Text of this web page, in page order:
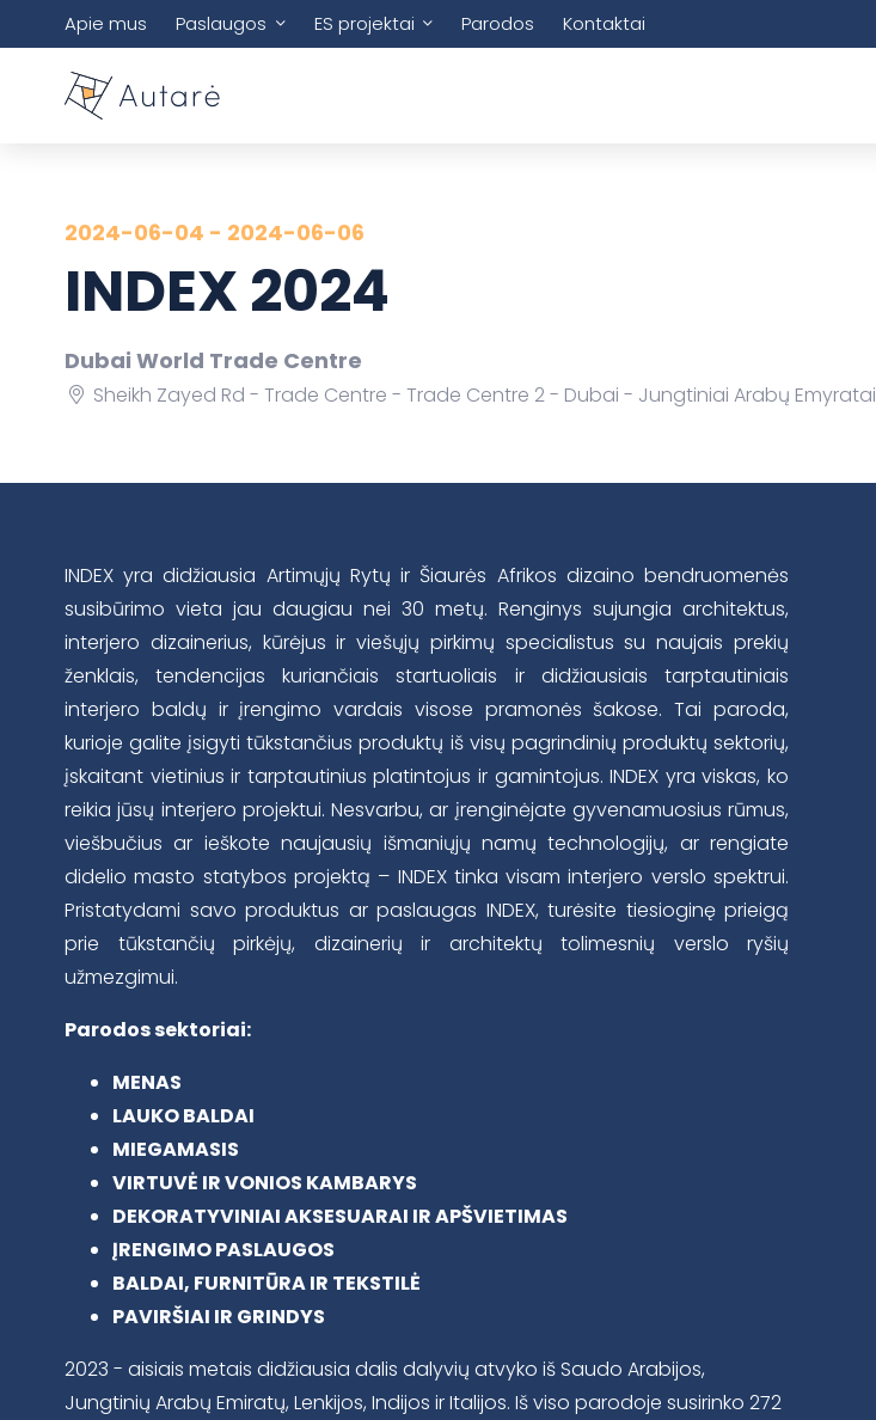
Apie mus Paslaugos ES projektai Parodos Kontaktai
2024-06-04 - 2024-06-06
INDEX 2024
Dubai World Trade Centre
Sheikh Zayed Rd - Trade Centre - Trade Centre 2 - Dubai - Jungtiniai Arabų Emyratai
INDEX yra didžiausia Artimųjų Rytų ir Šiaurės Afrikos dizaino bendruomenės
susibūrimo vieta jau daugiau nei 30 metų. Renginys sujungia architektus,
interjero dizainerius, kūrėjus ir viešųjų pirkimų specialistus su naujais prekių
ženklais, tendencijas kuriančiais startuoliais ir didžiausiais tarptautiniais
interjero baldų ir įrengimo vardais visose pramonės šakose. Tai paroda,
kurioje galite įsigyti tūkstančius produktų iš visų pagrindinių produktų sektorių,
įskaitant vietinius ir tarptautinius platintojus ir gamintojus. INDEX yra viskas, ko
reikia jūsų interjero projektui. Nesvarbu, ar įrenginėjate gyvenamuosius rūmus,
viešbučius ar ieškote naujausių išmaniųjų namų technologijų, ar rengiate
didelio masto statybos projektą – INDEX tinka visam interjero verslo spektrui.
Pristatydami savo produktus ar paslaugas INDEX, turėsite tiesioginę prieigą
prie tūkstančių pirkėjų, dizainerių ir architektų tolimesnių verslo ryšių
užmezgimui.
Parodos sektoriai:
MENAS
LAUKO BALDAI
MIEGAMASIS
VIRTUVĖ IR VONIOS KAMBARYS
DEKORATYVINIAI AKSESUARAI IR APŠVIETIMAS
ĮRENGIMO PASLAUGOS
BALDAI, FURNITŪRA IR TEKSTILĖ
PAVIRŠIAI IR GRINDYS
2023 - aisiais metais didžiausia dalis dalyvių atvyko iš Saudo Arabijos,
Jungtinių Arabų Emiratų, Lenkijos, Indijos ir Italijos. Iš viso parodoje susirinko 272